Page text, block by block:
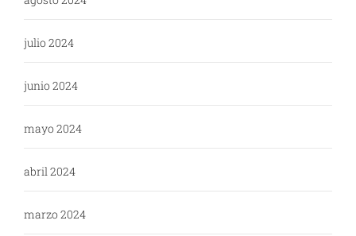
julio 2024
junio 2024
mayo 2024
abril 2024
marzo 2024